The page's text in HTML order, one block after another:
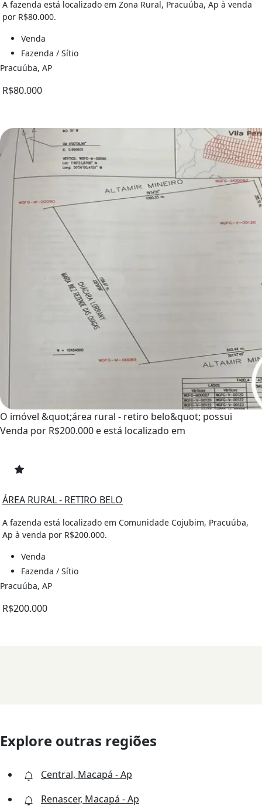
A fazenda está localizado em Zona Rural, Pracuúba, Ap à venda
por R$80.000.
Venda
Fazenda / Sítio
Pracuúba, AP
R$80.000
O imóvel &quot;área rural - retiro belo&quot; possui
Venda por R$200.000 e está localizado em
ÁREA RURAL - RETIRO BELO
A fazenda está localizado em Comunidade Cojubim, Pracuúba,
Ap à venda por R$200.000.
Venda
Fazenda / Sítio
Pracuúba, AP
R$200.000
Explore outras regiões
Central, Macapá - Ap
Renascer, Macapá - Ap